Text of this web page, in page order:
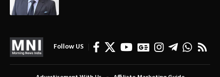
Follow US